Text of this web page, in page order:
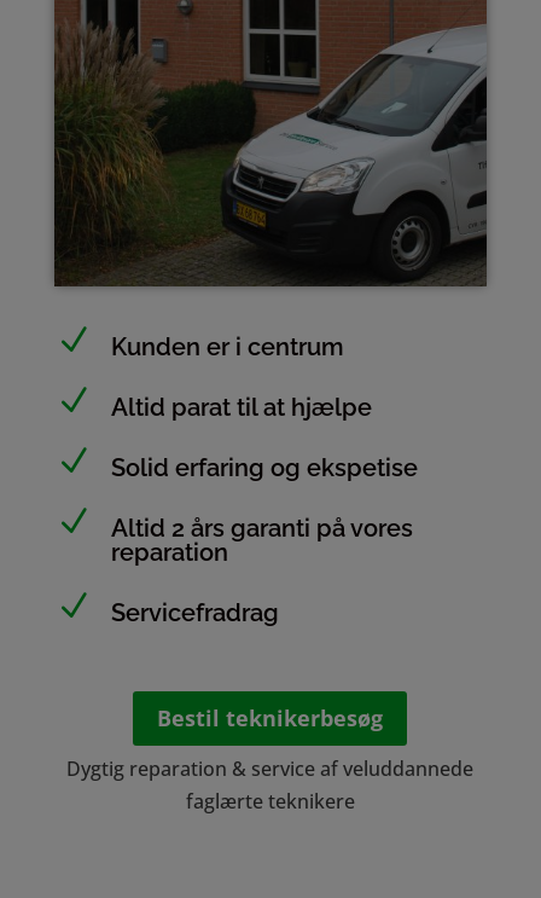
N Kunden er i centrum
N Altid parat til at hjælpe
N Solid erfaring og ekspetise
N
Altid 2 års garanti på vores
reparation
N Servicefradrag
Bestil teknikerbesøg
Dygtig reparation & service af veluddannede
faglærte teknikere